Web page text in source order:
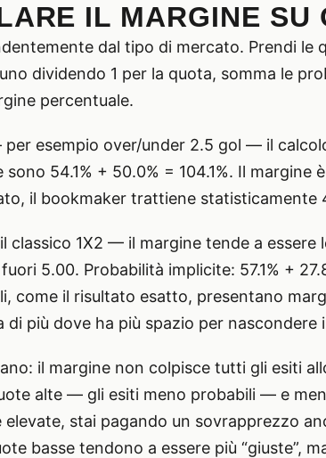
IL MARGINE SU
dal tipo di mercato. Prendi le
dividendo 1 per la quota, somma le
percentuale.
esempio over/under 2.5 gol — il
54.1% + 50.0% = 104.1%. Il margine
il bookmaker trattiene statisticamente
classico 1X2 — il margine tende a essere
5.00. Probabilità implicite: 57.1% +
come il risultato esatto, presentano
di più dove ha più spazio per nascondere
il margine non colpisce tutti gli esiti
alte — gli esiti meno probabili — e
stai pagando un sovrapprezzo
basse tendono a essere più “giuste”,